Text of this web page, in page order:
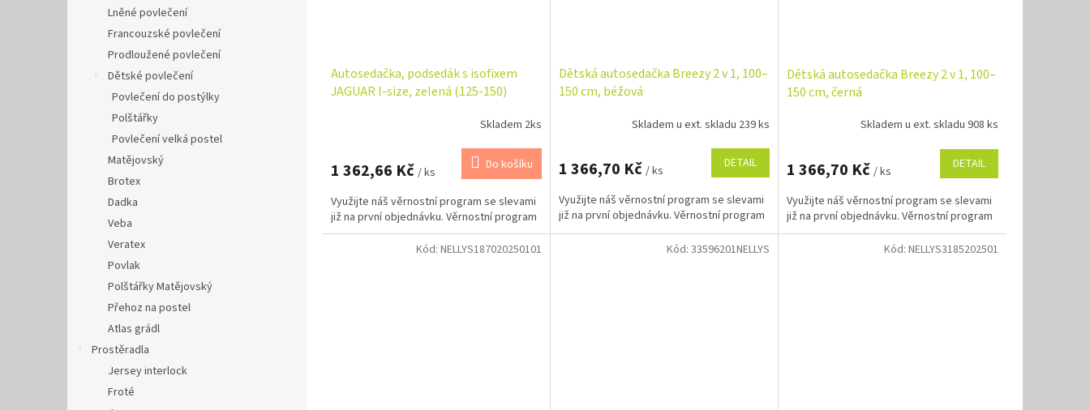
Lněné povlečení
Francouzské povlečení
Prodloužené povlečení
Dětské povlečení
Povlečení do postýlky
Polštářky
Povlečení velká postel
Matějovský
Brotex
Dadka
Veba
Veratex
Povlak
Polštářky Matějovský
Přehoz na postel
Atlas grádl
Prostěradla
Jersey interlock
Froté
Autosedačka, podsedák s isofixem
JAGUAR I-size, zelená (125-150)
Skladem 2ks
1 362,66 Kč / ks Do košíku
Využijte náš věrnostní program se slevami
již na první objednávku. Věrnostní program
Dětská autosedačka Breezy 2 v 1, 100–
150 cm, béžová
Skladem u ext. skladu 239 ks
1 366,70 Kč / ks DETAIL
Využijte náš věrnostní program se slevami
již na první objednávku. Věrnostní program
Dětská autosedačka Breezy 2 v 1, 100–
150 cm, černá
Skladem u ext. skladu 908 ks
1 366,70 Kč / ks DETAIL
Využijte náš věrnostní program se slevami
již na první objednávku. Věrnostní program
Kód: NELLYS187020250101 Kód: 33596201NELLYS Kód: NELLYS3185202501